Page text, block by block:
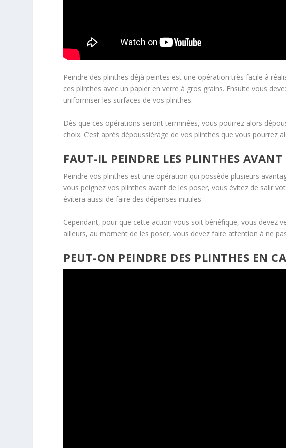
Peindre des plinthes déjà peintes est une opération très facile à
ces plinthes avec un papier en verre à gros grains. Ensuite vous
uniformiser les surfaces de vos plinthes.
Dès que ces opérations seront terminées, vous pourrez alors
choix. C’est après dépoussiérage de vos plinthes que vous pourrez
FAUT-IL PEINDRE LES PLINTHES AVANT
Peindre vos plinthes est une opération qui possède plusieurs
vous peignez vos plinthes avant de les poser, vous évitez de salir
évitera aussi de faire des dépenses inutiles.
Cependant, pour que cette action vous soit bénéfique, vous devez
ailleurs, au moment de les poser, vous devez faire attention à ne
PEUT-ON PEINDRE DES PLINTHES EN